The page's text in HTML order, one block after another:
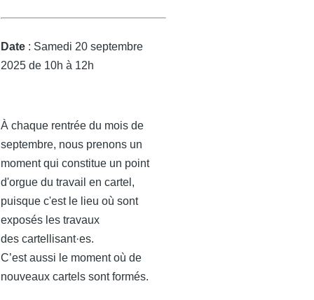
Date : Samedi 20 septembre
2025 de 10h à 12h
À chaque rentrée du mois de
septembre, nous prenons un
moment qui constitue un point
d'orgue du travail en cartel,
puisque c'est le lieu où sont
exposés les travaux
des cartellisant·es.
C’est aussi le moment où de
nouveaux cartels sont formés.